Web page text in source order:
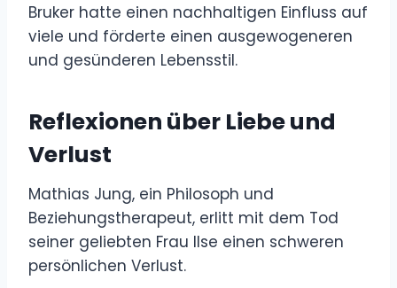
Bruker hatte einen nachhaltigen Einfluss auf
viele und förderte einen ausgewogeneren
und gesünderen Lebensstil.
Reflexionen über Liebe und
Verlust
Mathias Jung, ein Philosoph und
Beziehungstherapeut, erlitt mit dem Tod
seiner geliebten Frau Ilse einen schweren
persönlichen Verlust.